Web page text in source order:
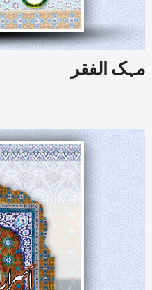
مہک الفقر